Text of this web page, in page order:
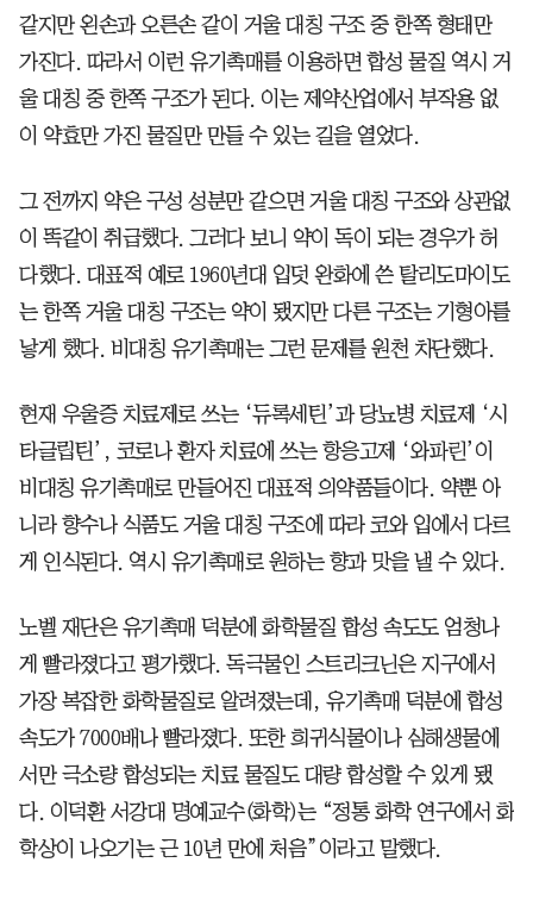
같지만 왼손과 오른손 같이 거울 대칭 구조 중 한쪽 형태만
가진다. 따라서 이런 유기촉매를 이용하면 합성 물질 역시 거
울 대칭 중 한쪽 구조가 된다. 이는 제약산업에서 부작용 없
이 약효만 가진 물질만 만들 수 있는 길을 열었다.
그 전까지 약은 구성 성분만 같으면 거울 대칭 구조와 상관없
이 똑같이 취급했다. 그러다 보니 약이 독이 되는 경우가 허
다했다. 대표적 예로 1960년대 입덧 완화에 쓴 탈리도마이도
는 한쪽 거울 대칭 구조는 약이 됐지만 다른 구조는 기형아를
낳게 했다. 비대칭 유기촉매는 그런 문제를 원천 차단했다.
현재 우울증 치료제로 쓰는 ‘듀록세틴’과 당뇨병 치료제 ‘시
타글립틴’, 코로나 환자 치료에 쓰는 항응고제 ‘와파린’이
비대칭 유기촉매로 만들어진 대표적 의약품들이다. 약뿐 아
니라 향수나 식품도 거울 대칭 구조에 따라 코와 입에서 다르
게 인식된다. 역시 유기촉매로 원하는 향과 맛을 낼 수 있다.
노벨 재단은 유기촉매 덕분에 화학물질 합성 속도도 엄청나
게 빨라졌다고 평가했다. 독극물인 스트리크닌은 지구에서
가장 복잡한 화학물질로 알려졌는데, 유기촉매 덕분에 합성
속도가 7000배나 빨라졌다. 또한 희귀식물이나 심해생물에
서만 극소량 합성되는 치료 물질도 대량 합성할 수 있게 됐
다. 이덕환 서강대 명예교수(화학)는 “정통 화학 연구에서 화
학상이 나오기는 근 10년 만에 처음”이라고 말했다.